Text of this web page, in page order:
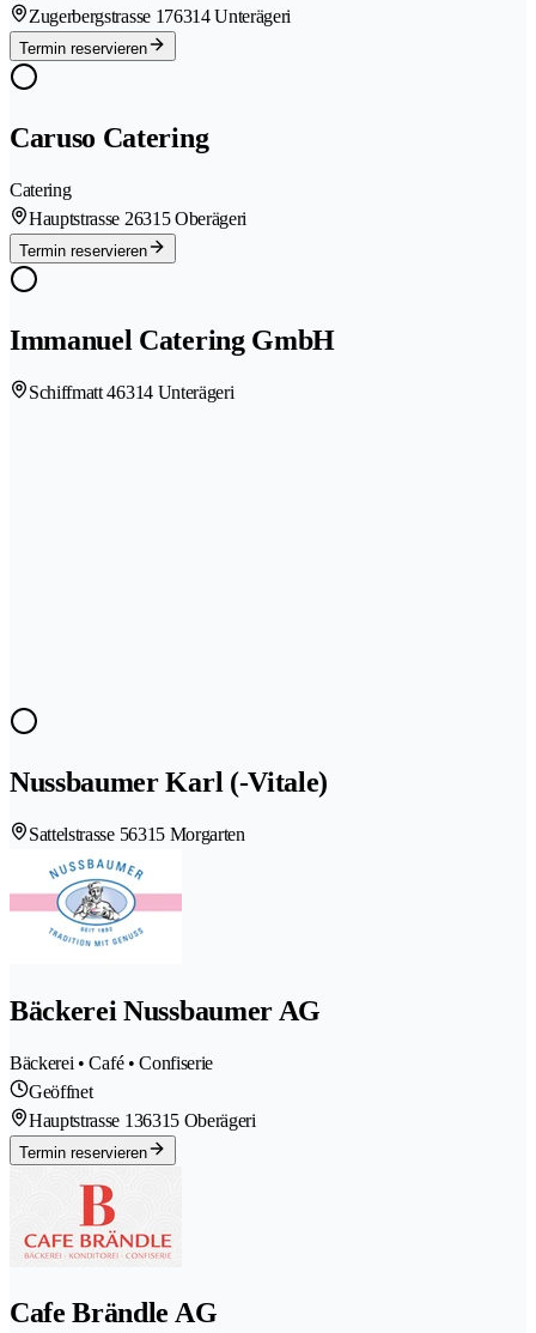
Zugerbergstrasse 176314 Unterägeri
Termin reservieren
Caruso Catering
Catering
Hauptstrasse 26315 Oberägeri
Termin reservieren
Immanuel Catering GmbH
Schiffmatt 46314 Unterägeri
Nussbaumer Karl (-Vitale)
Sattelstrasse 56315 Morgarten
Bäckerei Nussbaumer AG
Bäckerei • Café • Confiserie
Geöffnet
Hauptstrasse 136315 Oberägeri
Termin reservieren
Cafe Brändle AG